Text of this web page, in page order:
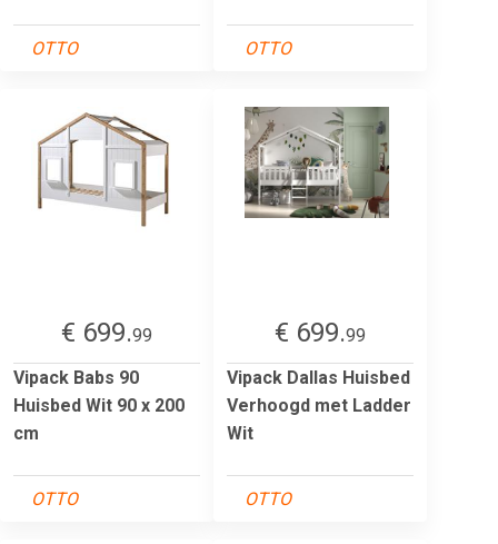
OTTO OTTO
€ 699.99
Vipack Babs 90
Huisbed Wit 90 x 200
cm
OTTO
€ 699.99
Vipack Dallas Huisbed
Verhoogd met Ladder
Wit
OTTO